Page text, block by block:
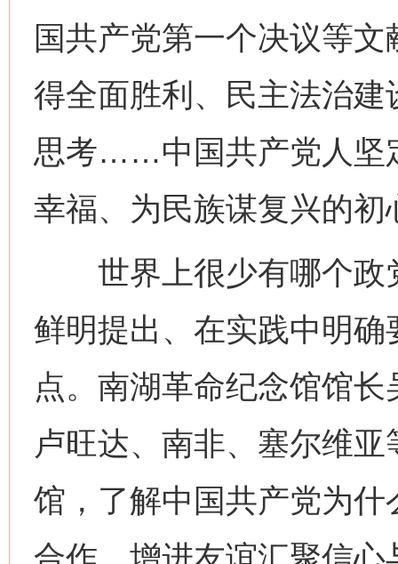
国共产党第一个决议等
得全面胜利、民主法治
思考……中国共产党人坚
幸福、为民族谋复兴的
世界上很少有哪个政
鲜明提出、在实践中明
点。南湖革命纪念馆馆
卢旺达、南非、塞尔维
馆，了解中国共产党为